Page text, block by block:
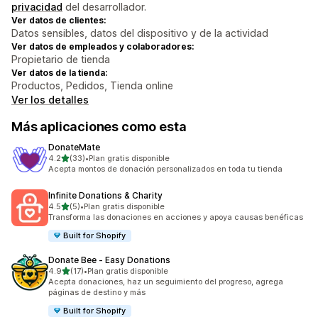
privacidad del desarrollador.
Ver datos de clientes:
Datos sensibles, datos del dispositivo y de la actividad
Ver datos de empleados y colaboradores:
Propietario de tienda
Ver datos de la tienda:
Productos, Pedidos, Tienda online
Ver los detalles
Más aplicaciones como esta
DonateMate
4.2de 5 estrellas
(33)
33 reseñas en total
•Plan gratis disponible
Acepta montos de donación personalizados en toda tu tienda
Infinite Donations & Charity
4.5de 5 estrellas
(5)
5 reseñas en total
•Plan gratis disponible
Transforma las donaciones en acciones y apoya causas benéficas
Built for Shopify
Donate Bee ‑ Easy Donations
4.9de 5 estrellas
(17)
17 reseñas en total
•Plan gratis disponible
Acepta donaciones, haz un seguimiento del progreso, agrega
páginas de destino y más
Built for Shopify